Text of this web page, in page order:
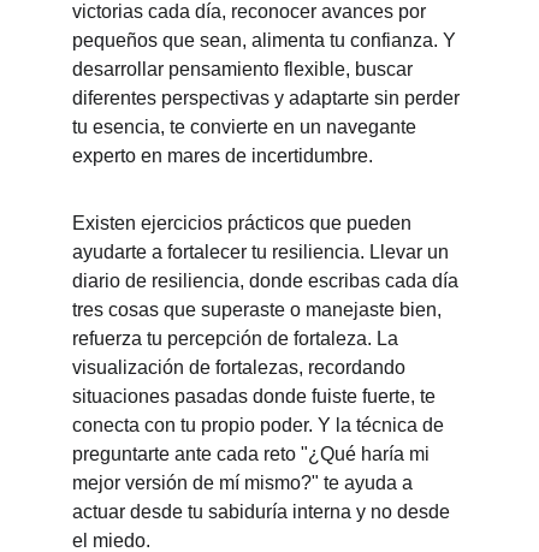
victorias cada día, reconocer avances por
pequeños que sean, alimenta tu confianza. Y
desarrollar pensamiento flexible, buscar
diferentes perspectivas y adaptarte sin perder
tu esencia, te convierte en un navegante
experto en mares de incertidumbre.
Existen ejercicios prácticos que pueden
ayudarte a fortalecer tu resiliencia. Llevar un
diario de resiliencia, donde escribas cada día
tres cosas que superaste o manejaste bien,
refuerza tu percepción de fortaleza. La
visualización de fortalezas, recordando
situaciones pasadas donde fuiste fuerte, te
conecta con tu propio poder. Y la técnica de
preguntarte ante cada reto "¿Qué haría mi
mejor versión de mí mismo?" te ayuda a
actuar desde tu sabiduría interna y no desde
el miedo.